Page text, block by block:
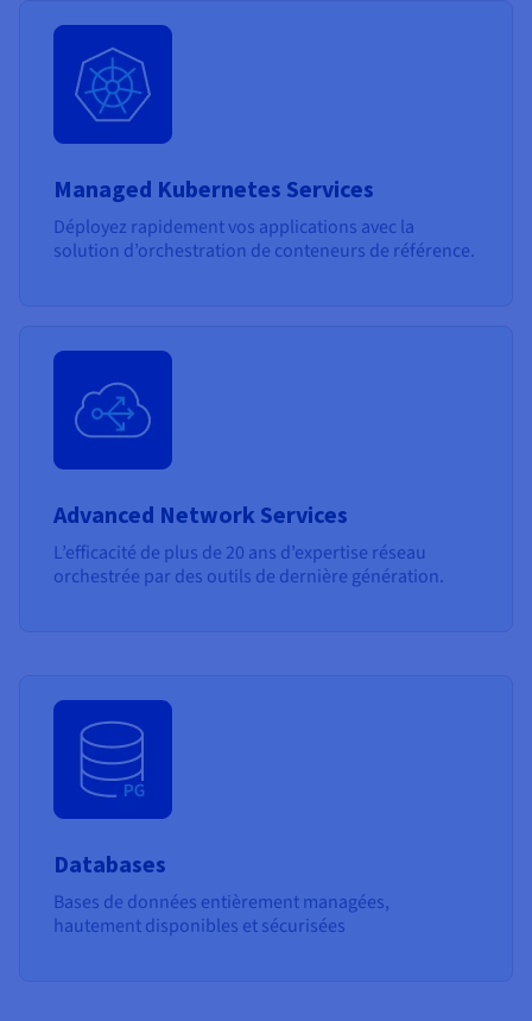
Managed Kubernetes Services
Déployez rapidement vos applications avec la
solution d’orchestration de conteneurs de référence.
Advanced Network Services
L’efficacité de plus de 20 ans d’expertise réseau
orchestrée par des outils de dernière génération.
Databases
Bases de données entièrement managées,
hautement disponibles et sécurisées